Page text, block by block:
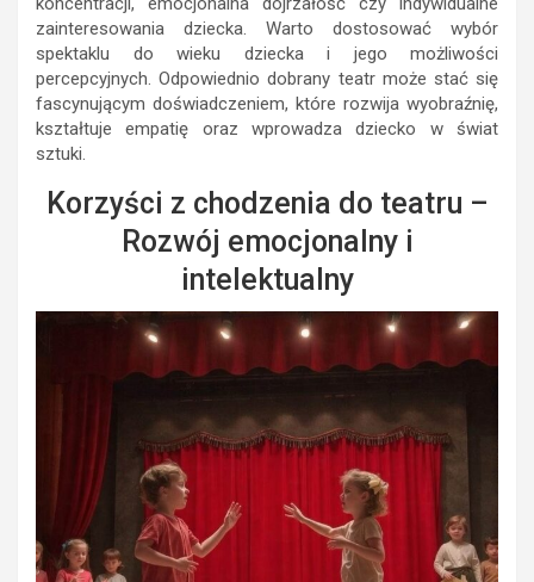
zainteresowania dziecka. Warto dostosować wybór
spektaklu do wieku dziecka i jego możliwości
percepcyjnych. Odpowiednio dobrany teatr może stać się
fascynującym doświadczeniem, które rozwija wyobraźnię,
kształtuje empatię oraz wprowadza dziecko w świat
sztuki.
Korzyści z chodzenia do teatru –
Rozwój emocjonalny i
intelektualny